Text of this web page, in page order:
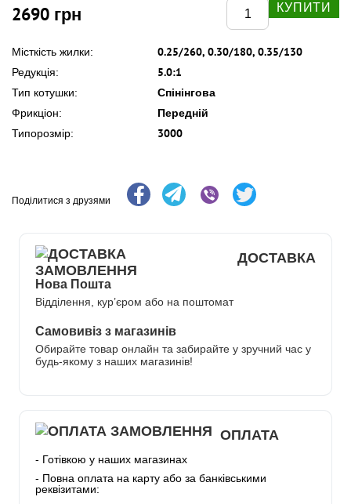
2690 грн КУПИТИ
Місткість жилки: 0.25/260, 0.30/180, 0.35/130
Редукція: 5.0:1
Тип котушки: Спінінгова
Фрикціон: Передній
Типорозмір: 3000
Поділитися з друзями
ДОСТАВКА
Нова Пошта
Відділення, кур’єром або на поштомат
Самовивіз з магазинів
Обирайте товар онлайн та забирайте у зручний час у
будь-якому з наших магазинів!
ОПЛАТА
- Готівкою у наших магазинах
- Повна оплата на карту або за банківськими
реквізитами: